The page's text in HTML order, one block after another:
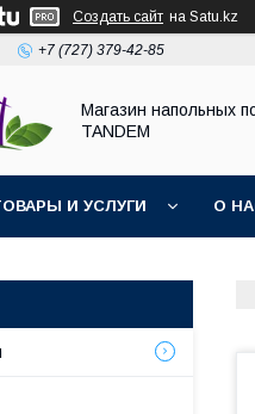
Создать сайт на Satu.kz
+7 (727) 379-42-85
Магазин напольных
TANDEM
И УСЛУГИ О